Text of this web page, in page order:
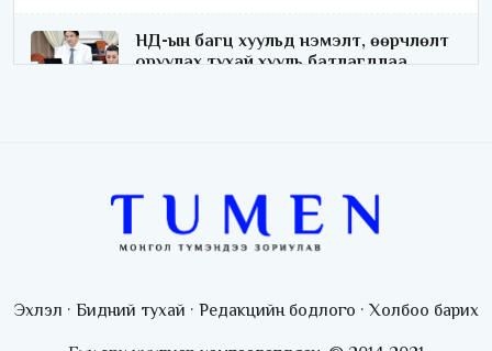
НД-ын багц хуульд нэмэлт, өөрчлөлт
оруулах тухай хууль батлагдлаа
хяналт тавина
Admin 2026-07-02 09:10:46
барилдааныг 3 өдөрт шилжүүлбэл
Эхлэл · Бидний тухай · Редакцийн бодлого ·Холбоо барих